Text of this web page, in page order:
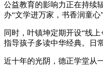
公益教育的影响力正在持续
办“文学进万家，书香润童
同时，叶镇坤定期开设“线
指导孩子多读中华经典。日
近十年的光阴，德正学堂从